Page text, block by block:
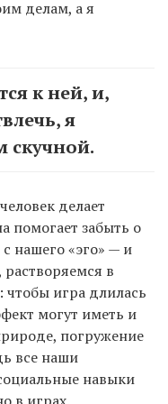
делам, а я
к ней, и,
я
скучной.
делает
помогает забыть о
нашего «эго» — и
в
чтобы игра длилась
могут иметь и
погружение
все наши
навыки
в играх.